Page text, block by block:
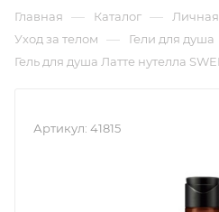
Главная — Каталог —
Уход за телом — Гели для душа
Гель для душа Латте нутелла
Артикул: 41815